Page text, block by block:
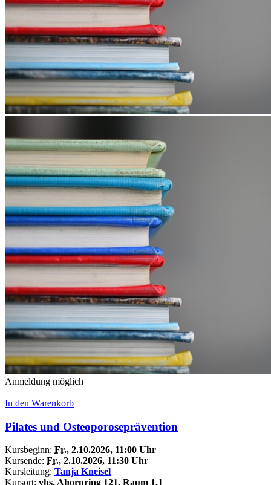
Anmeldung möglich
In den Warenkorb
Pilates und Osteoporoseprävention
Kursbeginn: Fr., 2.10.2026, 11:00 Uhr
Kursende: Fr., 2.10.2026, 11:30 Uhr
Kursleitung: Tanja Kneisel
Kursort: vhs, Ahornring 121, Raum 1.1